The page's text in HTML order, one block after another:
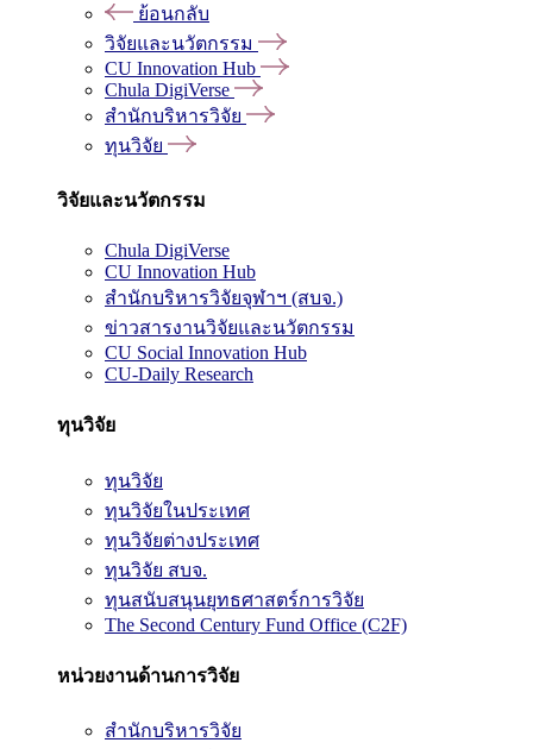
ย้อนกลับ
วิจัยและนวัตกรรม
CU Innovation Hub
Chula DigiVerse
สำนักบริหารวิจัย
ทุนวิจัย
วิจัยและนวัตกรรม
Chula DigiVerse
CU Innovation Hub
สำนักบริหารวิจัยจุฬาฯ (สบจ.)
ข่าวสารงานวิจัยและนวัตกรรม
CU Social Innovation Hub
CU-Daily Research
ทุนวิจัย
ทุนวิจัย
ทุนวิจัยในประเทศ
ทุนวิจัยต่างประเทศ
ทุนวิจัย สบจ.
ทุนสนับสนุนยุทธศาสตร์การวิจัย
The Second Century Fund Office (C2F)
หน่วยงานด้านการวิจัย
สำนักบริหารวิจัย